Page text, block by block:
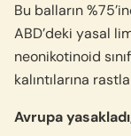
Bu balların
ABD’deki yasal
neonikotinoid
kalıntılarına
Avrupa